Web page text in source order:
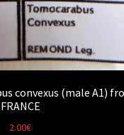
convexus (male A1)
FRANCE
2.00€